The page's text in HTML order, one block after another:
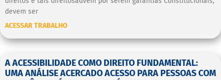
devem ser
ACESSAR TRABALHO
A ACESSIBILIDADE COMO DIREITO FUNDAMENTAL:
UMA ANÁLISE ACERCADO ACESSO PARA PESSOAS COM